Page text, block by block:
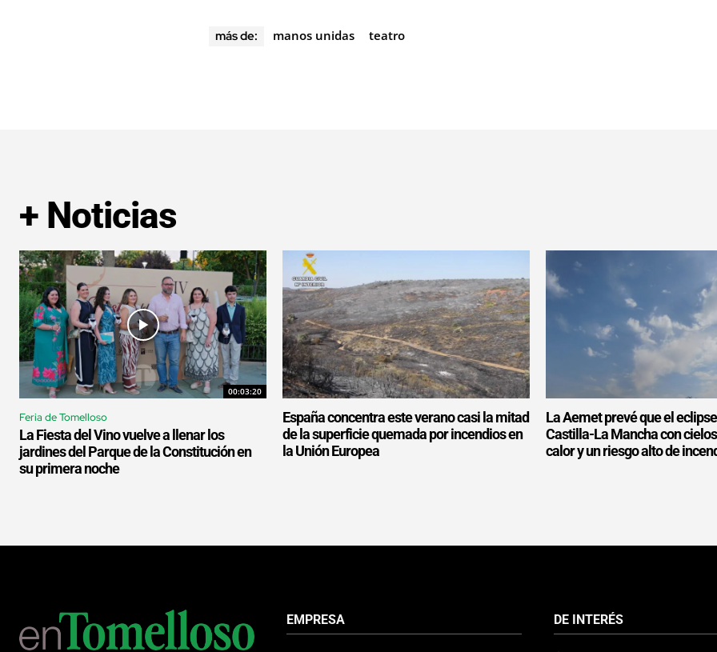
más de: manos unidas teatro
+ Noticias
00:03:20
Feria de Tomelloso
La Fiesta del Vino vuelve a llenar los
jardines del Parque de la Constitución en
su primera noche
España concentra este verano casi la mitad
de la superficie quemada por incendios en
la Unión Europea
La Aemet prevé que el
Castilla-La Mancha con
calor y un riesgo alto de
EMPRESA DE INTERÉS